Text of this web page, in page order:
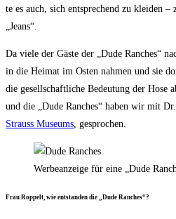
te es auch, sich ent­spre­chend zu klei­den
„Jeans“.
Da vie­le der Gäs­te der „Dude Ran­ches“
in die Hei­mat im Osten nah­men und sie
die gesell­schaft­li­che Bedeu­tung der Hose
und die „Dude Ran­ches“ haben wir mit
Strauss Muse­ums, gespro­chen.
Wer­be­an­zei­ge für eine „Dude
Frau Rop­pelt, wie ent­stan­den die „Dude Ranches“?